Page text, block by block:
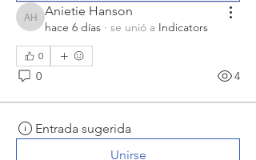
Anietie Hanson
Anietie Hanson
hace 6 días · se unió a Indicators
0
0 4
Entrada sugerida
Unirse